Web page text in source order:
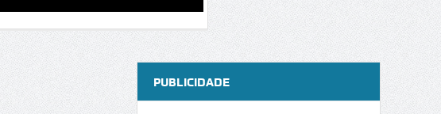
PUBLICIDADE